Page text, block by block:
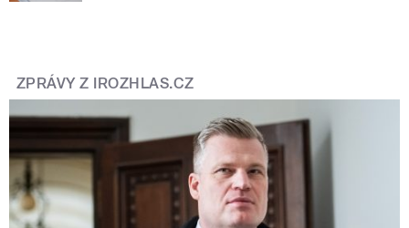
ZPRÁVY Z IROZHLAS.CZ